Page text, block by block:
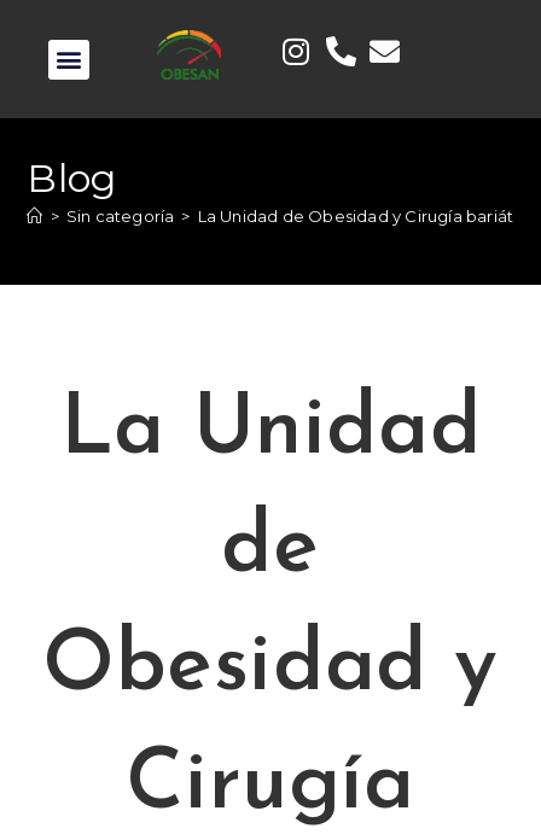
Blog
> Sin categoría > La Unidad de Obesidad y Cirugía
La Unidad
de
Obesidad y
Cirugía